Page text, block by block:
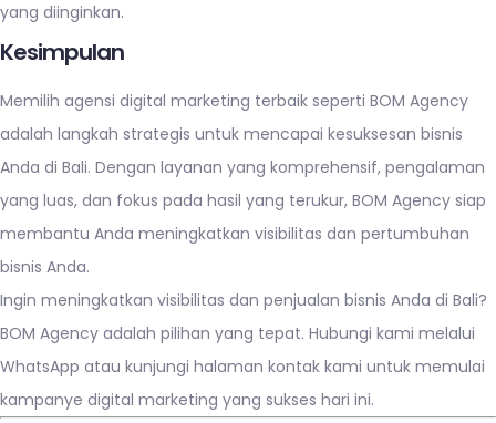
yang diinginkan.
Kesimpulan
Memilih agensi digital marketing terbaik seperti BOM Agency
adalah langkah strategis untuk mencapai kesuksesan bisnis
Anda di Bali. Dengan layanan yang komprehensif, pengalaman
yang luas, dan fokus pada hasil yang terukur, BOM Agency siap
membantu Anda meningkatkan visibilitas dan pertumbuhan
bisnis Anda.
Ingin meningkatkan visibilitas dan penjualan bisnis Anda di Bali?
BOM Agency adalah pilihan yang tepat. Hubungi kami melalui
WhatsApp atau kunjungi halaman kontak kami untuk memulai
kampanye digital marketing yang sukses hari ini.